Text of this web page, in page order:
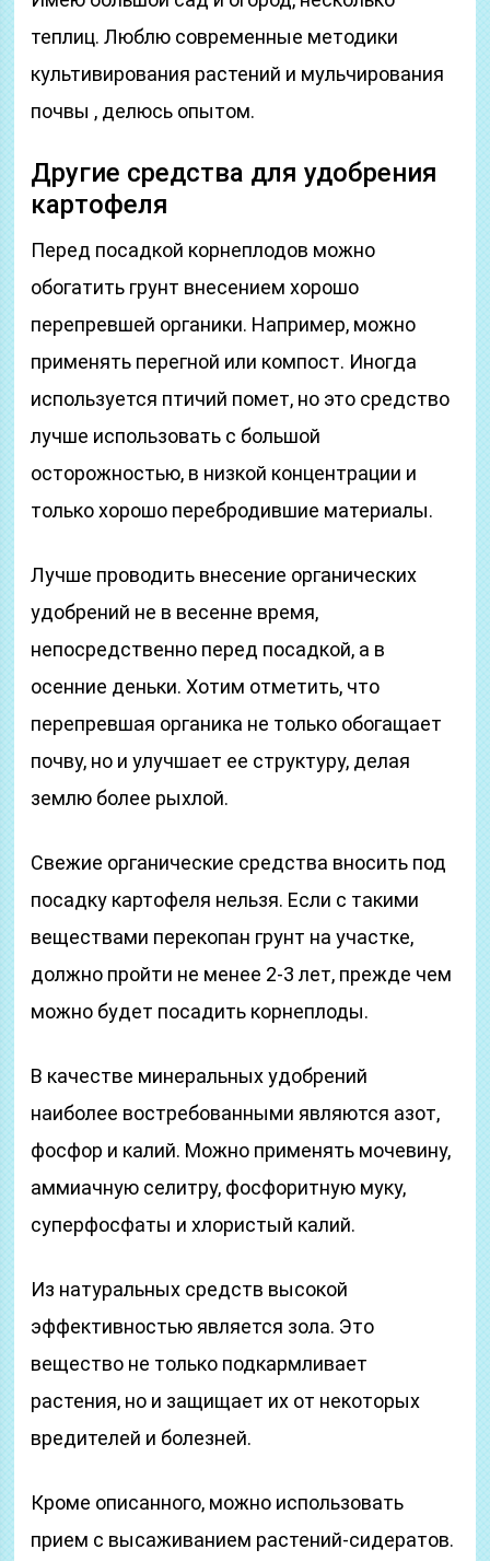
теплиц. Люблю современные методики
культивирования растений и мульчирования
почвы , делюсь опытом.
Другие средства для удобрения
картофеля
Перед посадкой корнеплодов можно
обогатить грунт внесением хорошо
перепревшей органики. Например, можно
применять перегной или компост. Иногда
используется птичий помет, но это средство
лучше использовать с большой
осторожностью, в низкой концентрации и
только хорошо перебродившие материалы.
Лучше проводить внесение органических
удобрений не в весенне время,
непосредственно перед посадкой, а в
осенние деньки. Хотим отметить, что
перепревшая органика не только обогащает
почву, но и улучшает ее структуру, делая
землю более рыхлой.
Свежие органические средства вносить под
посадку картофеля нельзя. Если с такими
веществами перекопан грунт на участке,
должно пройти не менее 2-3 лет, прежде чем
можно будет посадить корнеплоды.
В качестве минеральных удобрений
наиболее востребованными являются азот,
фосфор и калий. Можно применять мочевину,
аммиачную селитру, фосфоритную муку,
суперфосфаты и хлористый калий.
Из натуральных средств высокой
эффективностью является зола. Это
вещество не только подкармливает
растения, но и защищает их от некоторых
вредителей и болезней.
Кроме описанного, можно использовать
прием с высаживанием растений-сидератов.